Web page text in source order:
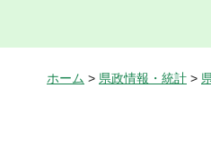
ホーム > 県政情報・統計 >